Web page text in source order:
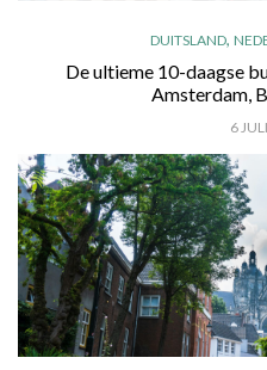
DUITSLAND,
De ultieme 10-daagse
Amsterdam,
6